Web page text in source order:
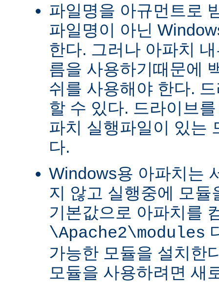
파일명을 아규먼트로
파일명이 아닌
한다. 그러나 아파치
름을 사용하기때문에
쉬를 사용해야 한다.
할 수 있다. 드라이브
파치 실행파일이 있는
다.
Windows용 아파치는
지 않고 실행중에 모듈
기본값으로 아파치를
\Apache2\modules
가능한 모듈을 설치한
모듈을 사용하려면 새